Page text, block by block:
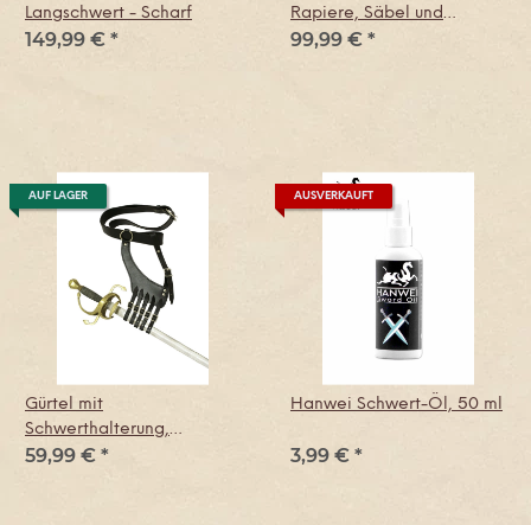
Langschwert - Scharf
149,99 € *
Rapiere, Säbel und
Schwerter
99,99 € *
AUF LAGER
Gürtel mit
Schwerthalterung,
Bandelier, schwarzes
59,99 € *
AUSVERKAUFT
Hanwei Schwert-Öl, 50 ml
3,99 € *